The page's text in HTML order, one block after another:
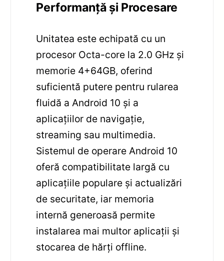
Performanță și Procesare
Unitatea este echipată cu un
procesor Octa-core la 2.0 GHz și
memorie 4+64GB, oferind
suficientă putere pentru rularea
fluidă a Android 10 și a
aplicațiilor de navigație,
streaming sau multimedia.
Sistemul de operare Android 10
oferă compatibilitate largă cu
aplicațiile populare și actualizări
de securitate, iar memoria
internă generoasă permite
instalarea mai multor aplicații și
stocarea de hărți offline.